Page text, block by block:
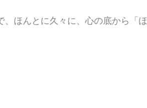
ほんとに久々に、心の底から「ほ